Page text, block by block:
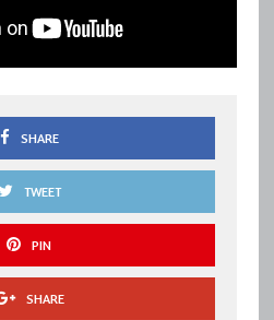
SHARE
TWEET
PIN
SHARE